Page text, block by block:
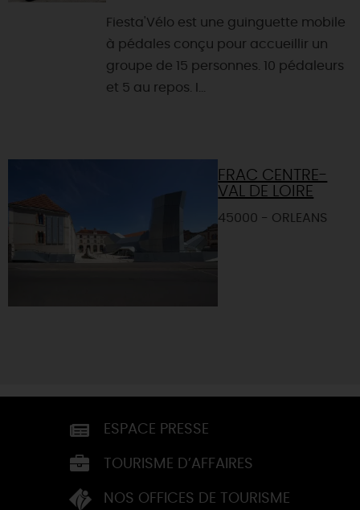
Fiesta'Vélo est une guinguette mobile
à pédales conçu pour accueillir un
groupe de 15 personnes. 10 pédaleurs
et 5 au repos. I...
FRAC CENTRE-
VAL DE LOIRE
45000 - ORLEANS
ESPACE PRESSE
TOURISME D’AFFAIRES
NOS OFFICES DE TOURISME